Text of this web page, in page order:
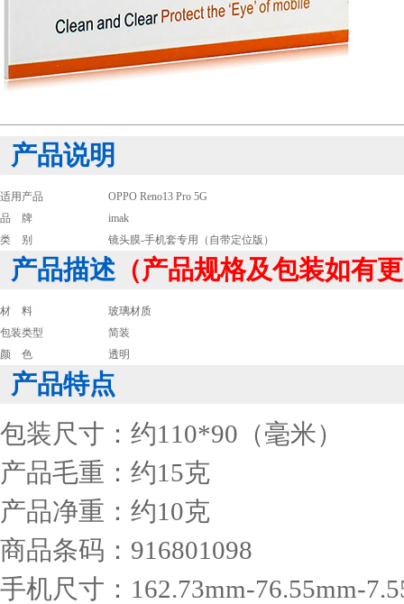
产品说明
适用产品
OPPO Reno13 Pro 5G
品 牌
imak
类 别
镜头膜-手机套专用（自带定位版）
产品描述 （产品规格及包装如有
材 料
玻璃材质
包装类型
简装
颜 色
透明
产品特点
包装尺寸：约110*90（毫米）
产品毛重：约15克
产品净重：约10克
商品条码：916801098
手机尺寸：162.73mm-76.55mm-